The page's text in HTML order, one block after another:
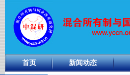
首页 新闻动态